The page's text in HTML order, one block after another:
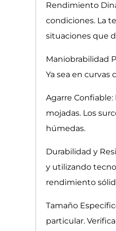
Rendimiento
condiciones. La
situaciones que
Maniobrabilidad
Ya sea en curvas
Agarre
mojadas. Los
húmedas.
Durabilidad y
y utilizando
rendimiento
Tamaño
particular.